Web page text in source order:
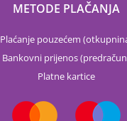
METODE PLAČANJA
Plaćanje pouzećem
Bankovni prijenos
Platne kartice